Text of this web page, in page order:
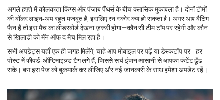
अगले हफ़्ते में कोलकाता किंग्स और पंजाब पैंथर्स के बीच क्लासिक मुकाबला है। दोनों टीमों
की बॉलर लाइन‑अप बहुत मजबूत है, इसलिए रन स्कोर कम हो सकता है। अगर आप बैटिंग
फैन हैं तो इस मैच का लीडरबोर्ड देखना ज़रूरी होगा—कौन सी टीम टॉप पर रहेगी और कौन
से खिलाड़ी को मॅन ऑफ द मैच मिल रहा है।
सभी अपडेट्स यहाँ एक ही जगह मिलेंगे, चाहे आप मोबाइल पर पढ़ें या डेस्कटॉप पर। हर
पोस्ट में कीवर्ड‑ऑप्टिमाइज़्ड टैग लगे हैं, जिससे सर्च इंजन आसानी से आपका कंटेंट ढूँढ
सके। बस इस पेज को बुकमार्क कर लीजिए और नई जानकारी के साथ हमेशा अपडेट रहें।